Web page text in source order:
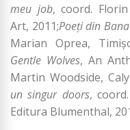
meu job, coord.
Art, 2011;Poeți din
Marian Oprea,
Gentle Wolves, An
Martin Woodside,
un singur doors,
Editura Blumenthal,